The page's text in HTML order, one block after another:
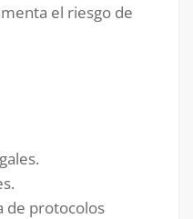
el riesgo de
de protocolos